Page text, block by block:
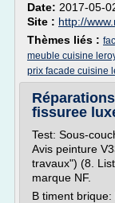
Date: 2017-05-
Site : http://
Thèmes liés :
meuble cuisine
prix facade cuisine
fissuree
Test: Sous-
Avis peinture
travaux") (8.
marque NF.
B timent